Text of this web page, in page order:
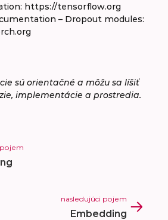
https://tensorflow.org
– Dropout modules:
sú orientačné a môžu sa líšiť
implementácie a prostredia.
nasledujúci pojem
Embedding